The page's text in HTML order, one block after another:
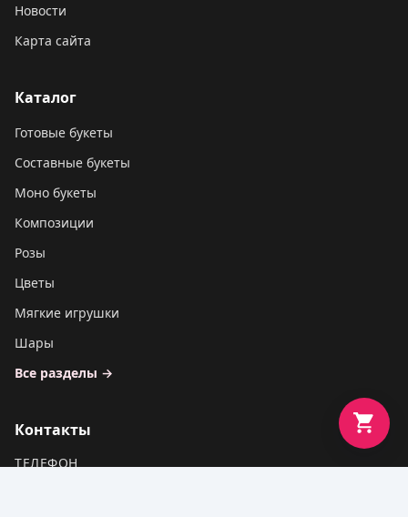
Новости
Карта сайта
Каталог
Готовые букеты
Составные букеты
Моно букеты
Композиции
Розы
Цветы
Мягкие игрушки
Шары
Все разделы →
Контакты
ТЕЛЕФОН